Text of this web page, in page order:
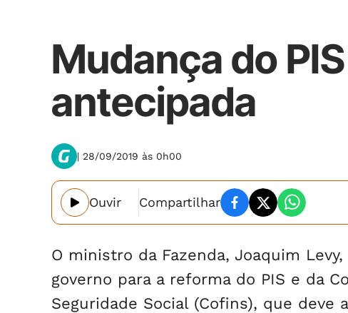
Mudança do
antecipada
| 28/09/2019 às 0h00
Ouvir Compartilhar
O ministro da Fazenda, Joaquim
governo para a reforma do PIS e da
Seguridade Social (Cofins), que deve